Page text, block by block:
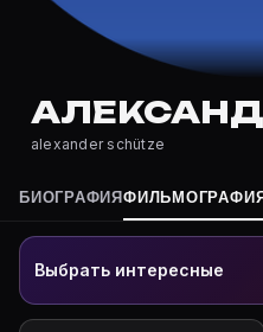
Где открыть
На Movie Planner:
alexander schütze
БИОГРАФИЯФИЛЬМОГРАФИЯ
Выбрать интересные